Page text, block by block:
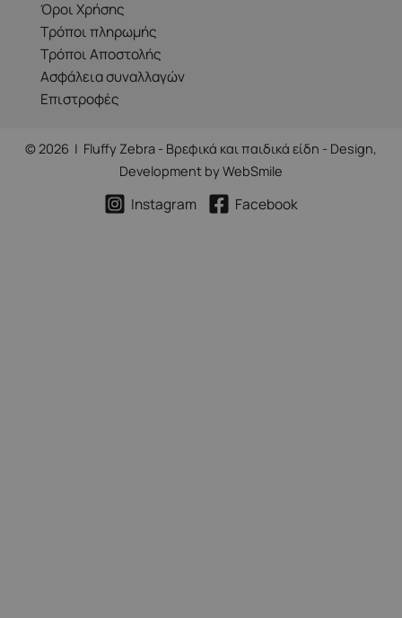
Όροι Χρήσης
Τρόποι πληρωμής
Τρόποι Αποστολής
Ασφάλεια συναλλαγών
Επιστροφές
© 2026 | Fluffy Zebra - Βρεφικά και παιδικά είδη - Design,
Development byWebSmile
Instagram Facebook